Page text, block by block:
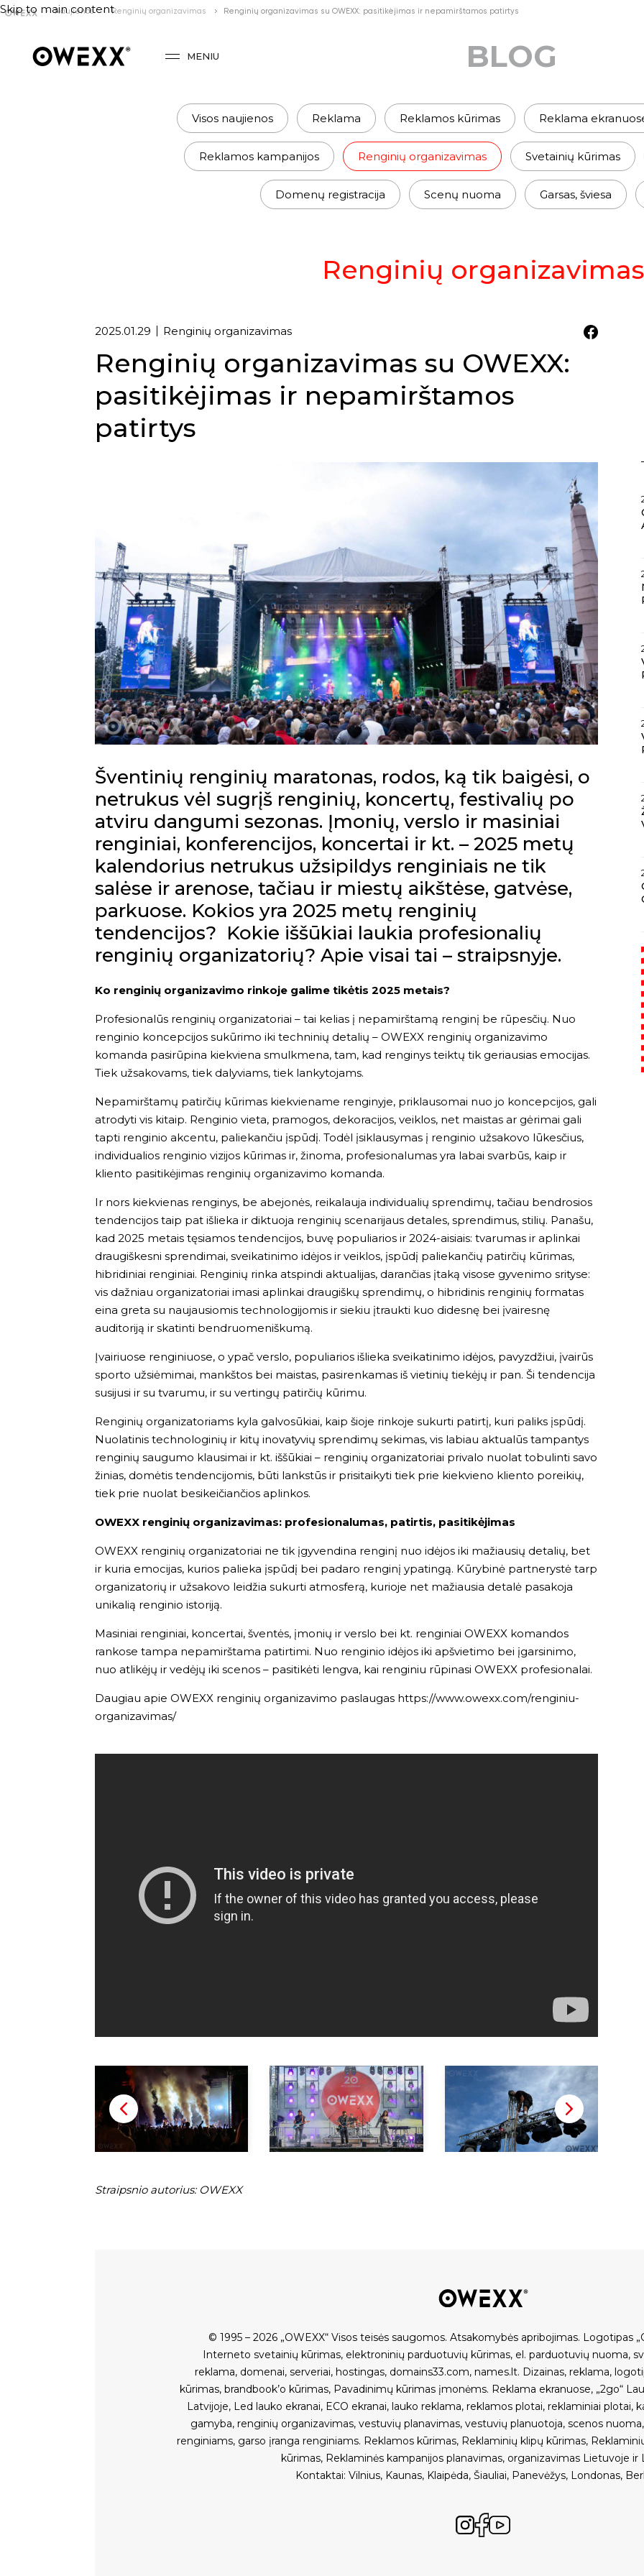
Skip to main content
Naujienos Renginių organizavimas Renginių organizavimas su OWEXX: pasitikėjimas ir nepamirštamos patirtys
MENIU BLOG
Visos naujienos Reklama Reklamos kūrimas Reklama
Reklamos kampanijos Renginių organizavimas Svetainių kūrimas
Domenų registracija Scenų nuoma Garsas, šviesa
Renginių organizavimas
2025.01.29 Renginių organizavimas
Renginių organizavimas su OWEXX:
pasitikėjimas ir nepamirštamos
patirtys
Šventinių renginių maratonas, rodos, ką tik baigėsi, o
netrukus vėl sugrįš renginių, koncertų, festivalių po
atviru dangumi sezonas. Įmonių, verslo ir masiniai
renginiai, konferencijos, koncertai ir kt. – 2025 metų
kalendorius netrukus užsipildys renginiais ne tik
salėse ir arenose, tačiau ir miestų aikštėse, gatvėse,
parkuose. Kokios yra 2025 metų renginių
tendencijos? Kokie iššūkiai laukia profesionalių
renginių organizatorių? Apie visai tai – straipsnyje.
Ko renginių organizavimo rinkoje galime tikėtis 2025 metais?
Profesionalūs renginių organizatoriai – tai kelias į nepamirštamą renginį be rūpesčių. Nuo
renginio koncepcijos sukūrimo iki techninių detalių – OWEXX renginių organizavimo
komanda pasirūpina kiekviena smulkmena, tam, kad renginys teiktų tik geriausias emocijas.
Tiek užsakovams, tiek dalyviams, tiek lankytojams.
Nepamirštamų patirčių kūrimas kiekviename renginyje, priklausomai nuo jo koncepcijos, gali
atrodyti vis kitaip. Renginio vieta, pramogos, dekoracijos, veiklos, net maistas ar gėrimai gali
tapti renginio akcentu, paliekančiu įspūdį. Todėl įsiklausymas į renginio užsakovo lūkesčius,
individualios renginio vizijos kūrimas ir, žinoma, profesionalumas yra labai svarbūs, kaip ir
kliento pasitikėjimas renginių organizavimo komanda.
Ir nors kiekvienas renginys, be abejonės, reikalauja individualių sprendimų, tačiau bendrosios
tendencijos taip pat išlieka ir diktuoja renginių scenarijaus detales, sprendimus, stilių. Panašu,
kad 2025 metais tęsiamos tendencijos, buvę populiarios ir 2024-aisiais: tvarumas ir aplinkai
draugiškesni sprendimai, sveikatinimo idėjos ir veiklos, įspūdį paliekančių patirčių kūrimas,
hibridiniai renginiai. Renginių rinka atspindi aktualijas, darančias įtaką visose gyvenimo srityse:
vis dažniau organizatoriai imasi aplinkai draugiškų sprendimų, o hibridinis renginių formatas
eina greta su naujausiomis technologijomis ir siekiu įtraukti kuo didesnę bei įvairesnę
auditoriją ir skatinti bendruomeniškumą.
Įvairiuose renginiuose, o ypač verslo, populiarios išlieka sveikatinimo idėjos, pavyzdžiui, įvairūs
sporto užsiėmimai, mankštos bei maistas, pasirenkamas iš vietinių tiekėjų ir pan. Ši tendencija
susijusi ir su tvarumu, ir su vertingų patirčių kūrimu.
Renginių organizatoriams kyla galvosūkiai, kaip šioje rinkoje sukurti patirtį, kuri paliks įspūdį.
Nuolatinis technologinių ir kitų inovatyvių sprendimų sekimas, vis labiau aktualūs tampantys
renginių saugumo klausimai ir kt. iššūkiai – renginių organizatoriai privalo nuolat tobulinti savo
žinias, domėtis tendencijomis, būti lankstūs ir prisitaikyti tiek prie kiekvieno kliento poreikių,
tiek prie nuolat besikeičiančios aplinkos.
OWEXX renginių organizavimas: profesionalumas, patirtis, pasitikėjimas
OWEXX renginių organizatoriai ne tik įgyvendina renginį nuo idėjos iki mažiausių detalių, bet
ir kuria emocijas, kurios palieka įspūdį bei padaro renginį ypatingą. Kūrybinė partnerystė tarp
organizatorių ir užsakovo leidžia sukurti atmosferą, kurioje net mažiausia detalė pasakoja
unikalią renginio istoriją.
Masiniai renginiai, koncertai, šventės, įmonių ir verslo bei kt. renginiai OWEXX komandos
rankose tampa nepamirštama patirtimi. Nuo renginio idėjos iki apšvietimo bei įgarsinimo,
nuo atlikėjų ir vedėjų iki scenos – pasitikėti lengva, kai renginiu rūpinasi OWEXX profesionalai.
Daugiau apie OWEXX renginių organizavimo paslaugas https://www.owexx.com/renginiu-
organizavimas/
Straipsnio autorius: OWEXX
© 1995 – 2026 „OWEXX“ Visos teisės saugomos. Atsakomybės apribojimas. Logotipas
Interneto svetainių kūrimas, elektroninių parduotuvių kūrimas, el. parduotuvių nuoma,
reklama, domenai, serveriai, hostingas, domains33.com, names.lt. Dizainas, reklama,
kūrimas, brandbook’o kūrimas, Pavadinimų kūrimas įmonėms. Reklama ekranuose, „2go“
Latvijoje, Led lauko ekranai, ECO ekranai, lauko reklama, reklamos plotai, reklaminiai plotai,
gamyba, renginių organizavimas, vestuvių planavimas, vestuvių planuotoja, scenos nuoma,
renginiams, garso įranga renginiams. Reklamos kūrimas, Reklaminių klipų kūrimas,
kūrimas, Reklaminės kampanijos planavimas, organizavimas Lietuvoje ir
Kontaktai: Vilnius, Kaunas, Klaipėda, Šiauliai, Panevėžys, Londonas,